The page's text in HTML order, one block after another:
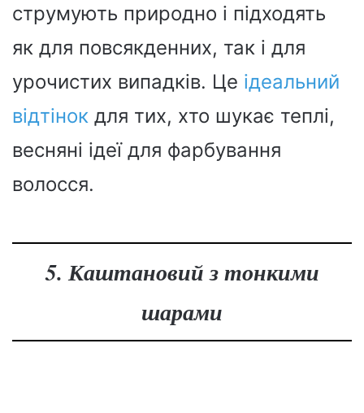
струмують природно і підходять
як для повсякденних, так і для
урочистих випадків. Це ідеальний
відтінок для тих, хто шукає теплі,
весняні ідеї для фарбування
волосся.
5. Каштановий з тонкими
шарами